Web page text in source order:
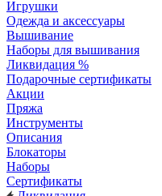
Игрушки
Одежда и аксессуары
Вышивание
Наборы для вышивания
Ликвидация %
Подарочные сертификаты
Акции
Пряжа
Инструменты
Описания
Блокаторы
Наборы
Сертификаты